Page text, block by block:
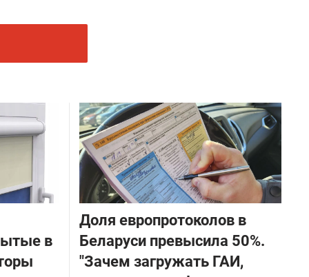
в
Доля европротоколов в
Беларуси превысила 50%.
"Зачем загружать ГАИ,